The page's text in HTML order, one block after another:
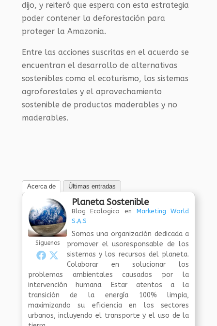
dijo, y reiteró que espera con esta estrategia
poder contener la deforestación para
proteger la Amazonia.
Entre las acciones suscritas en el acuerdo se
encuentran el desarrollo de alternativas
sostenibles como el ecoturismo, los sistemas
agroforestales y el aprovechamiento
sostenible de productos maderables y no
maderables.
Acerca de Últimas entradas
Síguenos
Planeta Sostenible
Blog Ecologico en Marketing World
S.A.S
Somos una organización dedicada a
promover el usoresponsable de los
sistemas y los recursos del planeta.
Colaborar en solucionar los
problemas ambientales causados por la
intervención humana. Estar atentos a la
transición de la energía 100% limpia,
maximizando su eficiencia en los sectores
urbanos, incluyendo el transporte y el uso de la